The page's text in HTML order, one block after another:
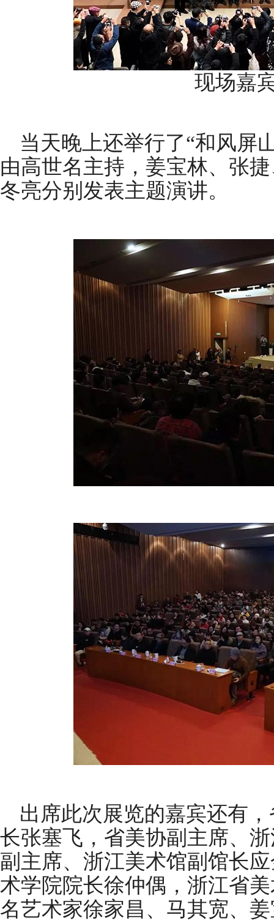
现场嘉
当天晚上还举行了“和风屏
由高世名主持，姜宝林、张
冬亮分别发表主题演讲。
出席此次展览的嘉宾还有
长张塞飞，省美协副主席、
副主席、浙江美术馆副馆长
术学院院长徐仲偶，浙江省
名艺术家徐家昌、马其宽、